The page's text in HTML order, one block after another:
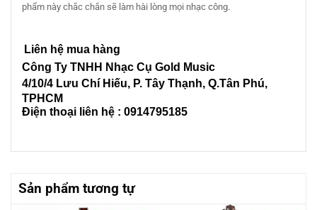
phẩm này chắc chắn sẽ làm hài lòng mọi nhạc công.
Liên hệ mua hàng
Công Ty TNHH Nhạc Cụ Gold Music
4/10/4 Lưu Chí Hiếu, P. Tây Thạnh, Q.Tân Phú,
TPHCM
Điện thoại liên hệ : 0914795185
Sản phẩm tương tự